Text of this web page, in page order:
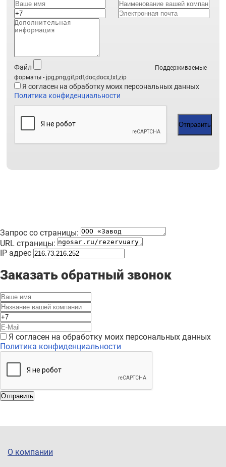
Файл
Поддерживаемые
форматы - jpg,png,gif,pdf,doc,docx,txt,zip
Я согласен на обработку моих персональных данных
Политика конфиденциальности
Отправить
Запрос со страницы:
URL страницы:
IP адрес
Заказать обратный звонок
Я согласен на обработку моих персональных данных
Политика конфиденциальности
Отправить
О компании